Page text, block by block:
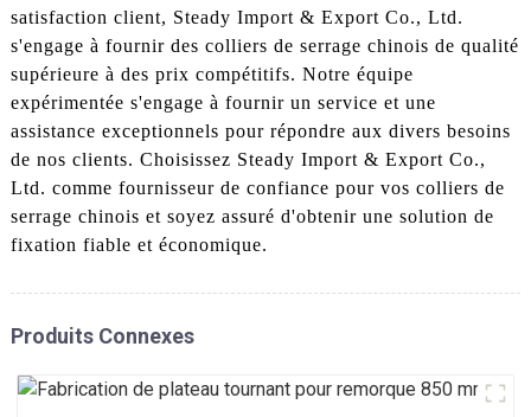
satisfaction client, Steady Import & Export Co., Ltd.
s'engage à fournir des colliers de serrage chinois de qualité
supérieure à des prix compétitifs. Notre équipe
expérimentée s'engage à fournir un service et une
assistance exceptionnels pour répondre aux divers besoins
de nos clients. Choisissez Steady Import & Export Co.,
Ltd. comme fournisseur de confiance pour vos colliers de
serrage chinois et soyez assuré d'obtenir une solution de
fixation fiable et économique.
Produits Connexes